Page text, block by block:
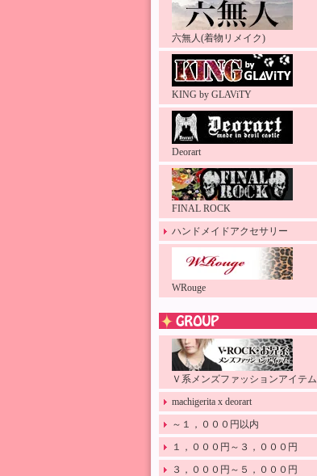
六無人(着物リメイク)
KING by GLAViTY
Deorart
FINAL ROCK
ハンドメイドアクセサリー
WRouge
Ｖ系メンズファッションアイテム
machigerita x deorart
～１，０００円以内
１，０００円～３，０００円
３，０００円～５，０００円